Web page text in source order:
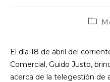
Post
El día 18 de abril del
Comercial, Guido Justo,
acerca de la telegestión de